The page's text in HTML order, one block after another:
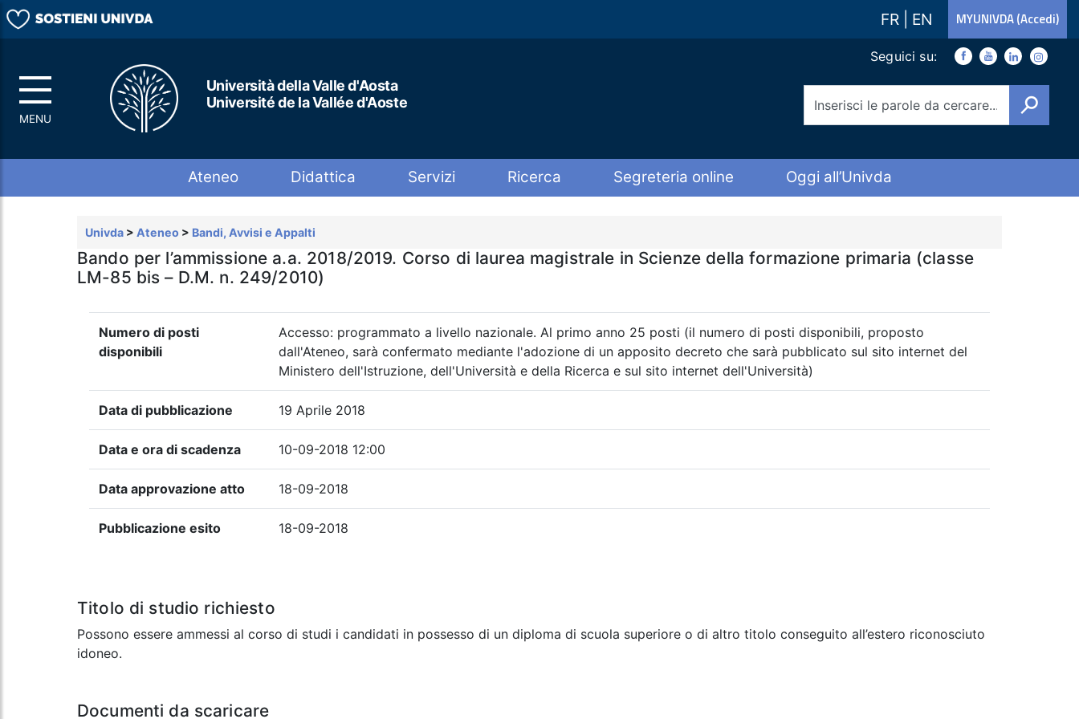
FR EN MYUNIVDA (Accedi)
Università della Valle d'Aosta
Université de la Vallée d'Aoste
Link social
Seguici su: Facebook
YoutubeYoutube
Ateneo Didattica Servizi Ricerca Segreteria online Oggi all’Univda
Univda > Ateneo > Bandi, Avvisi e Appalti
Bando per l’ammissione a.a. 2018/2019. Corso di laurea magistrale in Scienze della formazione primaria (classe
LM-85 bis – D.M. n. 249/2010)
Numero di posti
disponibili
Accesso: programmato a livello nazionale. Al primo anno 25 posti (il numero di posti disponibili, proposto
dall'Ateneo, sarà confermato mediante l'adozione di un apposito decreto che sarà pubblicato sul sito internet del
Ministero dell'Istruzione, dell'Università e della Ricerca e sul sito internet dell'Università)
Data di pubblicazione 19 Aprile 2018
Data e ora di scadenza 10-09-2018 12:00
Data approvazione atto 18-09-2018
Pubblicazione esito 18-09-2018
Titolo di studio richiesto
Possono essere ammessi al corso di studi i candidati in possesso di un diploma di scuola superiore o di altro titolo conseguito all’estero riconosciuto
idoneo.
Documenti da scaricare